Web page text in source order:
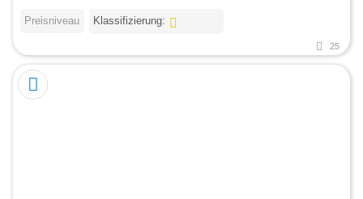
Preisniveau Klassifizierung:
25